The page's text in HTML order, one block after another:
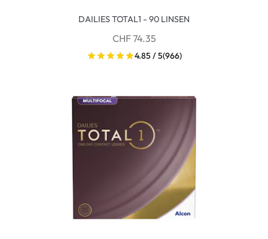
DAILIES TOTAL1 - 90 LINSEN
CHF 74.35
4.85 / 5(966)